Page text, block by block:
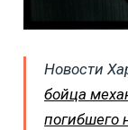
Новости
бойца
погибшего